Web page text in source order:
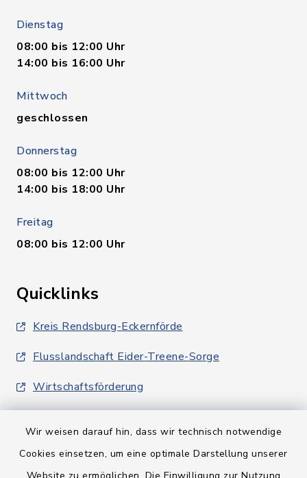
Wir weisen darauf hin, dass wir technisch notwendige
Cookies einsetzen, um eine optimale Darstellung unserer
Dienstag
08:00 bis 12:00 Uhr
14:00 bis 16:00 Uhr
Mittwoch
geschlossen
Donnerstag
08:00 bis 12:00 Uhr
14:00 bis 18:00 Uhr
Freitag
08:00 bis 12:00 Uhr
Quicklinks
Kreis Rendsburg-Eckernförde
Flusslandschaft Eider-Treene-Sorge
Wirtschaftsförderung